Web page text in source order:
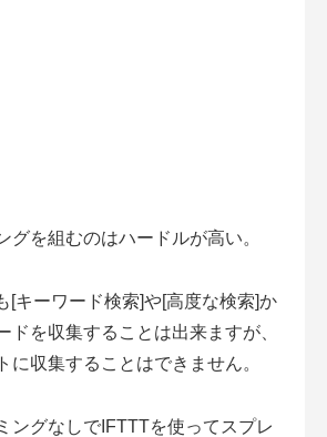
グを組むのはハードルが高い。
[キーワード検索]や[高度な検索]か
ドを収集することは出来ますが、
に収集することはできません。
ングなしでIFTTTを使ってスプレ